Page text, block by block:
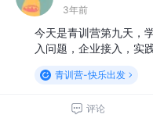
3年前
今天是青训营第九天，
入问题，企业接入，实
青训营-快乐出发
评论